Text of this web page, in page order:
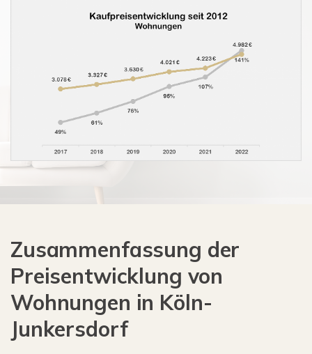
Zusammenfassung der
Preisentwicklung von
Wohnungen in Köln-
Junkersdorf